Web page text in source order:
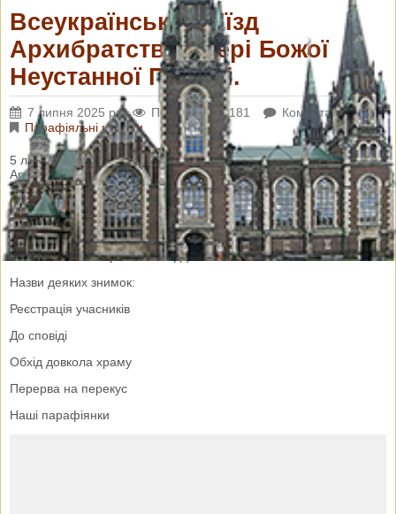
Всеукраїнський з’їзд
Архибратств Матері Божої
Неустанної Помочі.
7 липня 2025 р. Переглядів: 1181
Коментарі: 0
Парафіяльні новини
5 липня, у Новояворівську, відбувся Всеукраїнський з’їзд
Архибратств Матері Божої Неустанної Помочі.
Служба Божа була відслужена у храмі Святих Верховних
Апостолів Петра і Павла. Участь у з’їзді взяли члени
Архибратства Матері Божої Неустанної Помочі нашої парафії.
Світлини пані Маріанни Осадци
Назви деяких знимок:
Реєстрація учасників
До сповіді
Обхід довкола храму
Перерва на перекус
Наші парафіянки